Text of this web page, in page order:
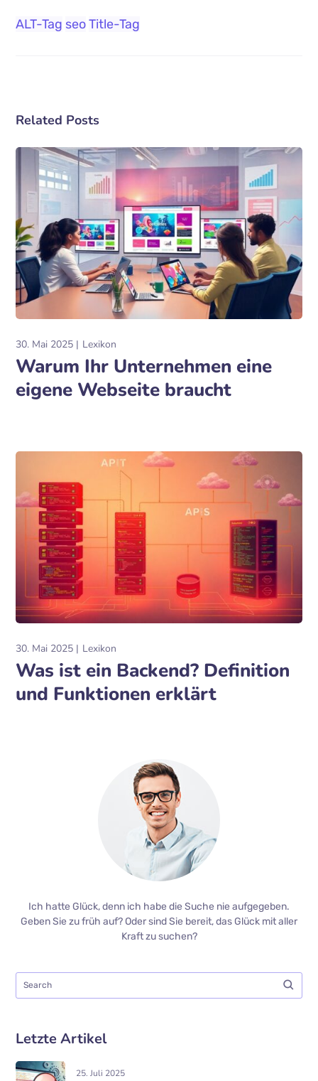
ALT-Tag seo Title-Tag
Related Posts
30. Mai 2025 Lexikon
Warum Ihr Unternehmen eine
eigene Webseite braucht
30. Mai 2025 Lexikon
Was ist ein Backend? Definition
und Funktionen erklärt
Ich hatte Glück, denn ich habe die Suche nie aufgegeben.
Geben Sie zu früh auf? Oder sind Sie bereit, das Glück mit aller
Kraft zu suchen?
Letzte Artikel
25. Juli 2025